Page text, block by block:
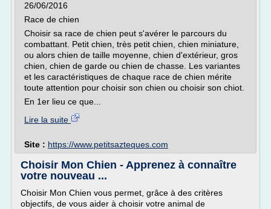
26/06/2016
Race de chien
Choisir sa race de chien peut s'avérer le parcours du
combattant. Petit chien, très petit chien, chien miniature,
ou alors chien de taille moyenne, chien d'extérieur, gros
chien, chien de garde ou chien de chasse. Les variantes
et les caractéristiques de chaque race de chien mérite
toute attention pour choisir son chien ou choisir son chiot.
En 1er lieu ce que...
Lire la suite
Site : https://www.petitsazteques.com
Choisir Mon Chien - Apprenez à connaître
votre nouveau ...
Choisir Mon Chien vous permet, grâce à des critères
objectifs, de vous aider à choisir votre animal de